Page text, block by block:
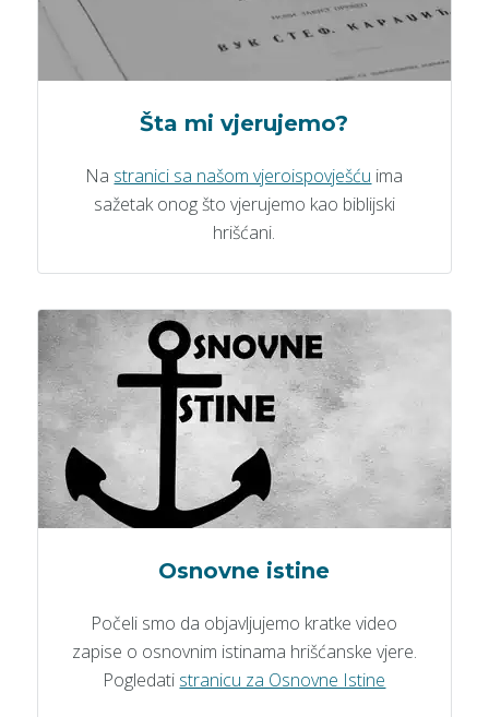
Šta mi vjerujemo?
Na stranici sa našom vjeroispovješću ima
sažetak onog što vjerujemo kao biblijski
hrišćani.
Osnovne istine
Počeli smo da objavljujemo kratke video
zapise o osnovnim istinama hrišćanske vjere.
Pogledati stranicu za Osnovne Istine